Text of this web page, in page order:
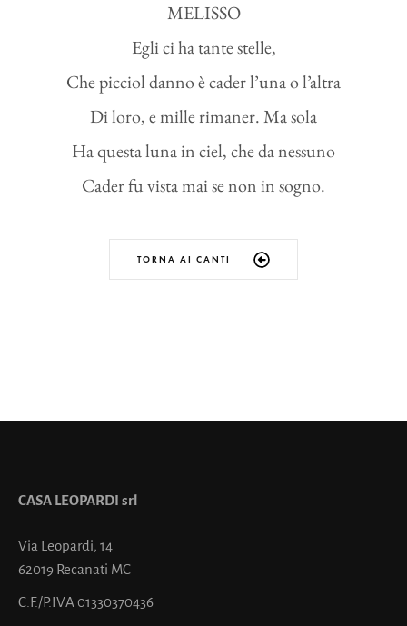
MELISSO
Egli ci ha tante stelle,
Che picciol danno è cader l’una o l’altra
Di loro, e mille rimaner. Ma sola
Ha questa luna in ciel, che da nessuno
Cader fu vista mai se non in sogno.
TORNA AI CANTI
CASA LEOPARDI srl
Via Leopardi, 14
62019 Recanati MC
C.F./P.IVA 01330370436